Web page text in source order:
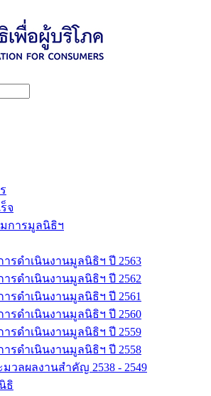
จ
การมูลนิธิฯ
ารดำเนินงานมูลนิธิฯ ปี 2563
ารดำเนินงานมูลนิธิฯ ปี 2562
ารดำเนินงานมูลนิธิฯ ปี 2561
ารดำเนินงานมูลนิธิฯ ปี 2560
ารดำเนินงานมูลนิธิฯ ปี 2559
ารดำเนินงานมูลนิธิฯ ปี 2558
มวลผลงานสำคัญ 2538 - 2549
ธิ